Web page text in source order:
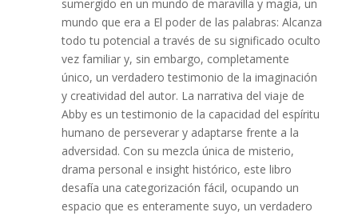
sumergido en un mundo de maravilla y magia, un
mundo que era a El poder de las palabras: Alcanza
todo tu potencial a través de su significado oculto
vez familiar y, sin embargo, completamente
único, un verdadero testimonio de la imaginación
y creatividad del autor. La narrativa del viaje de
Abby es un testimonio de la capacidad del espíritu
humano de perseverar y adaptarse frente a la
adversidad. Con su mezcla única de misterio,
drama personal e insight histórico, este libro
desafía una categorización fácil, ocupando un
espacio que es enteramente suyo, un verdadero